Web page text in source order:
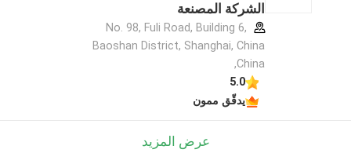
الشركة المصنعة
No. 98, Fuli Road, Building 6,
Baoshan District, Shanghai, China
,China
5.0
يدقّق ممون
عرض المزيد